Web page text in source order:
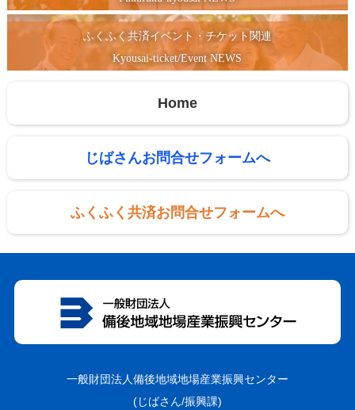
ふくふく共済イベント・チケット関連
Kyousai-ticket/Event NEWS
Home
じばさんお問合せフォームへ
ふくふく共済お問合せフォームへ
一般財団法人備後地域地場産業振興センター
(じばさん/振興課)